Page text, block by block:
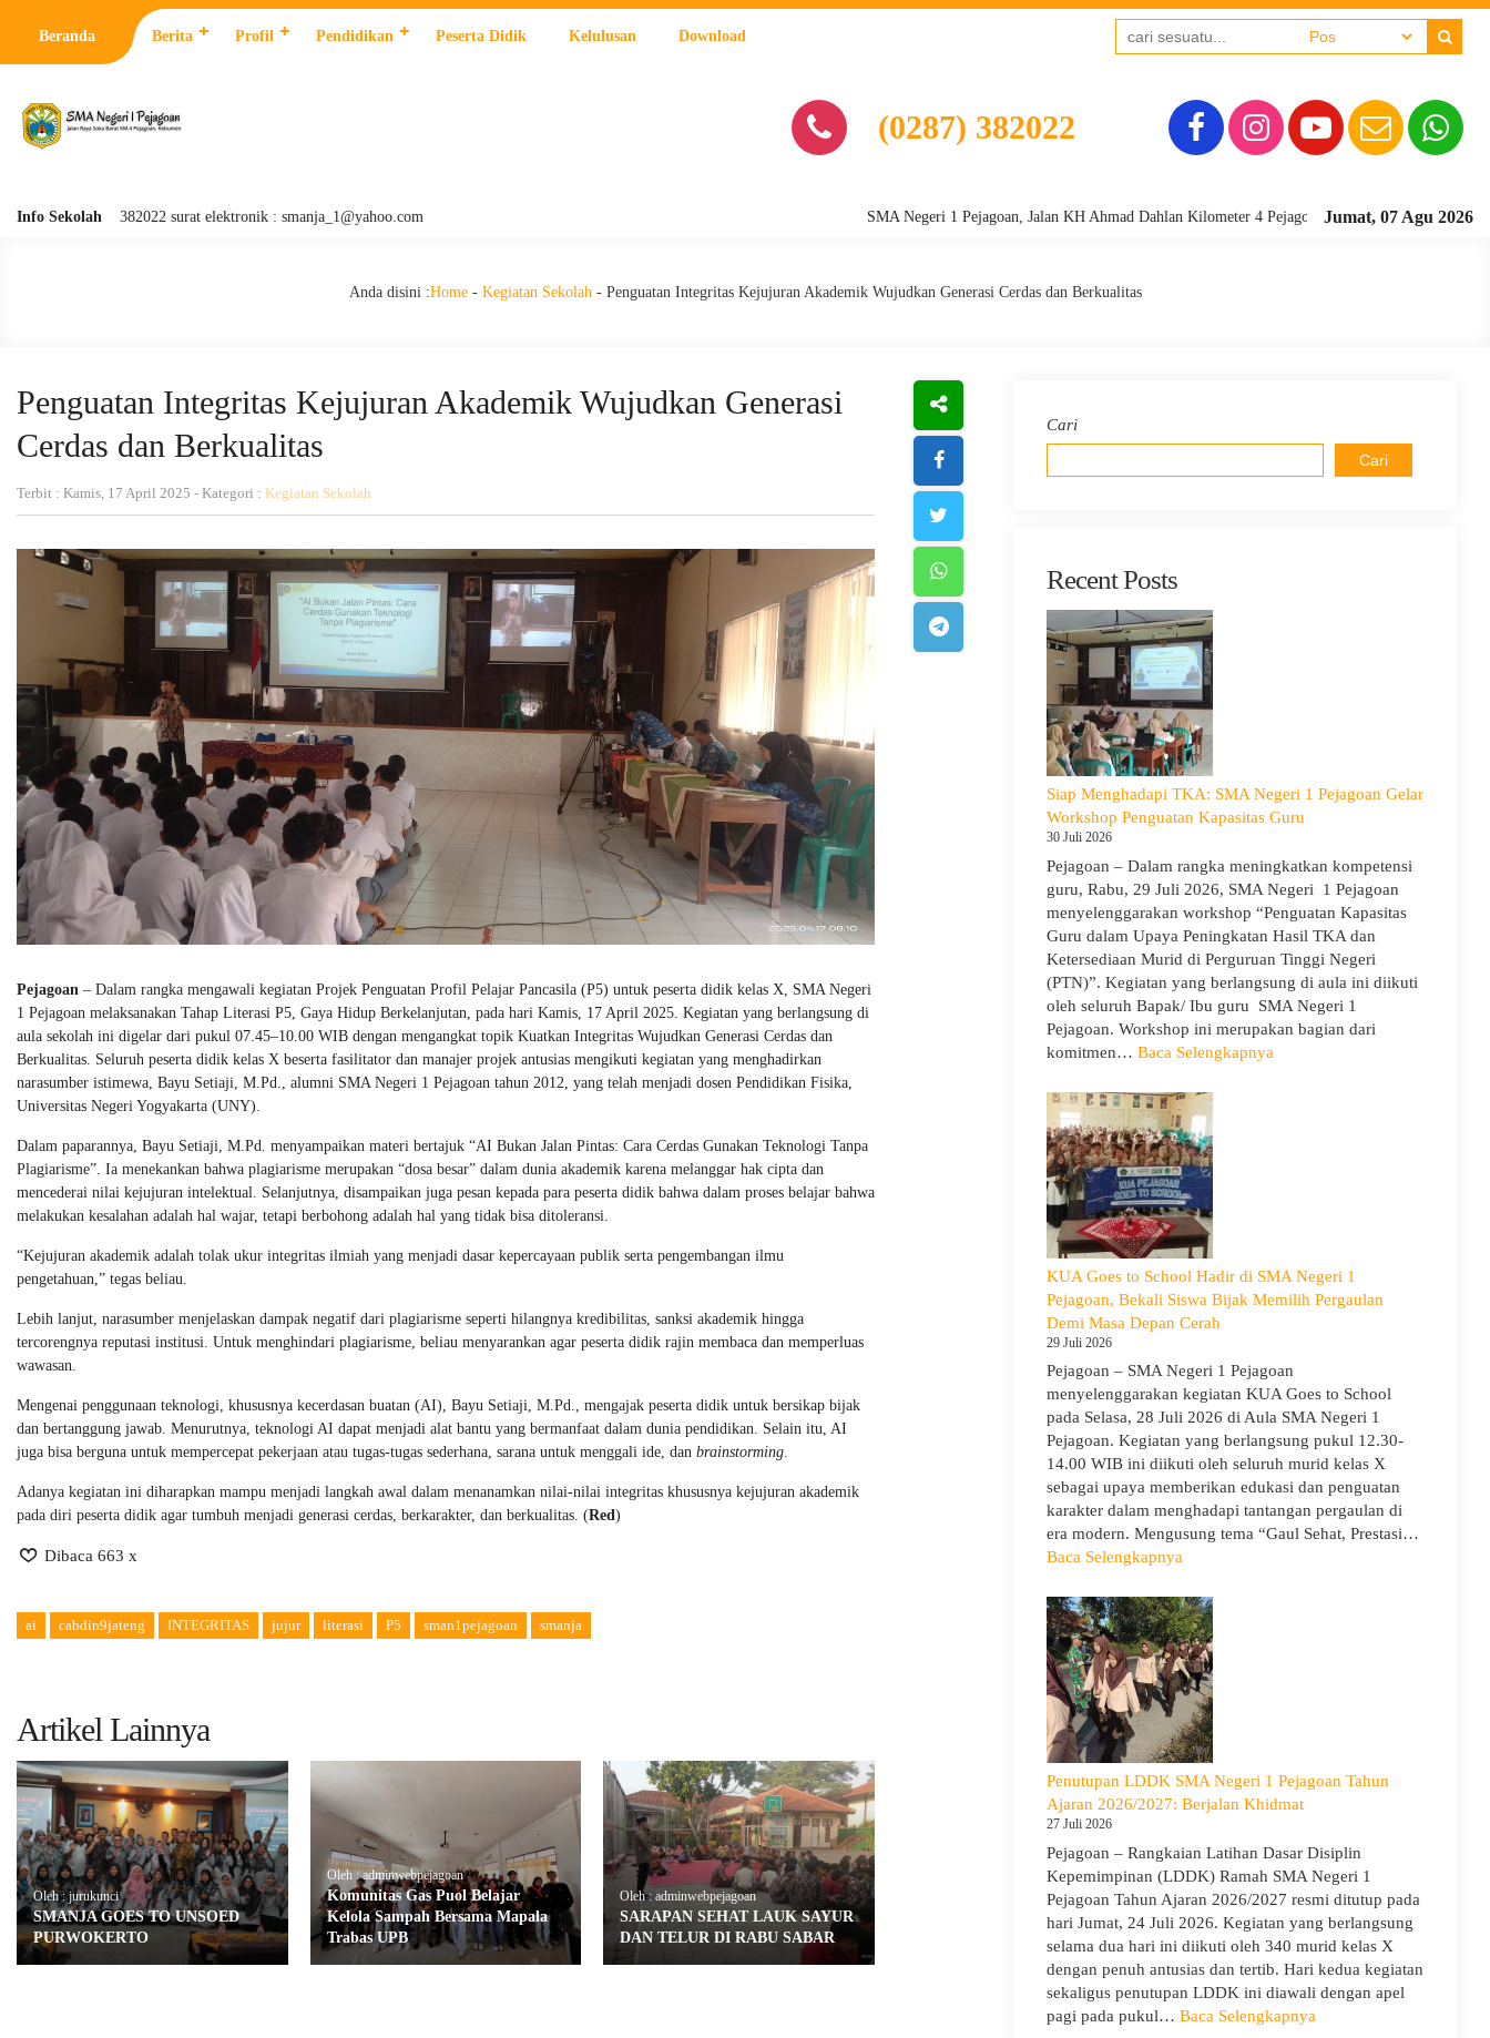
Beranda Berita Profil Pendidikan Peserta Didik Kelulusan Download
(0287) 382022
Info Sekolah Jumat, 07 Agu 2026
SMA Negeri 1 Pejagoan, Jalan KH Ahmad Dahlan Kilometer 4 Pejagoan, Kebumen - Kode Pos 54361
0287 382022 surat elektronik : smanja_1@yahoo.com
Anda disini :Home- Kegiatan Sekolah- Penguatan Integritas Kejujuran Akademik Wujudkan Generasi Cerdas dan Berkualitas
Penguatan Integritas Kejujuran Akademik Wujudkan Generasi
Cerdas dan Berkualitas
Terbit : Kamis, 17 April 2025 - Kategori : Kegiatan Sekolah
Pejagoan – Dalam rangka mengawali kegiatan Projek Penguatan Profil Pelajar Pancasila (P5) untuk peserta didik kelas X, SMA Negeri
1 Pejagoan melaksanakan Tahap Literasi P5, Gaya Hidup Berkelanjutan, pada hari Kamis, 17 April 2025. Kegiatan yang berlangsung di
aula sekolah ini digelar dari pukul 07.45–10.00 WIB dengan mengangkat topik Kuatkan Integritas Wujudkan Generasi Cerdas dan
Berkualitas. Seluruh peserta didik kelas X beserta fasilitator dan manajer projek antusias mengikuti kegiatan yang menghadirkan
narasumber istimewa, Bayu Setiaji, M.Pd., alumni SMA Negeri 1 Pejagoan tahun 2012, yang telah menjadi dosen Pendidikan Fisika,
Universitas Negeri Yogyakarta (UNY).
Dalam paparannya, Bayu Setiaji, M.Pd. menyampaikan materi bertajuk “AI Bukan Jalan Pintas: Cara Cerdas Gunakan Teknologi Tanpa
Plagiarisme”. Ia menekankan bahwa plagiarisme merupakan “dosa besar” dalam dunia akademik karena melanggar hak cipta dan
mencederai nilai kejujuran intelektual. Selanjutnya, disampaikan juga pesan kepada para peserta didik bahwa dalam proses belajar bahwa
melakukan kesalahan adalah hal wajar, tetapi berbohong adalah hal yang tidak bisa ditoleransi.
“Kejujuran akademik adalah tolak ukur integritas ilmiah yang menjadi dasar kepercayaan publik serta pengembangan ilmu
pengetahuan,” tegas beliau.
Lebih lanjut, narasumber menjelaskan dampak negatif dari plagiarisme seperti hilangnya kredibilitas, sanksi akademik hingga
tercorengnya reputasi institusi. Untuk menghindari plagiarisme, beliau menyarankan agar peserta didik rajin membaca dan memperluas
wawasan.
Mengenai penggunaan teknologi, khususnya kecerdasan buatan (AI), Bayu Setiaji, M.Pd., mengajak peserta didik untuk bersikap bijak
dan bertanggung jawab. Menurutnya, teknologi AI dapat menjadi alat bantu yang bermanfaat dalam dunia pendidikan. Selain itu, AI
juga bisa berguna untuk mempercepat pekerjaan atau tugas-tugas sederhana, sarana untuk menggali ide, dan brainstorming.
Adanya kegiatan ini diharapkan mampu menjadi langkah awal dalam menanamkan nilai-nilai integritas khususnya kejujuran akademik
pada diri peserta didik agar tumbuh menjadi generasi cerdas, berkarakter, dan berkualitas. (Red)
Dibaca 663 x
ai cabdin9jateng INTEGRITAS jujur literasi P5 sman1pejagoan smanja
Artikel Lainnya
Oleh : jurukunci
SMANJA GOES TO UNSOED
PURWOKERTO
Oleh : adminwebpejagoan
Komunitas Gas Puol Belajar
Kelola Sampah Bersama Mapala
Trabas UPB
Oleh : adminwebpejagoan
SARAPAN SEHAT LAUK SAYUR
DAN TELUR DI RABU SABAR
Cari
Cari
Recent Posts
Siap Menghadapi TKA: SMA Negeri 1 Pejagoan Gelar
Workshop Penguatan Kapasitas Guru
30 Juli 2026
Pejagoan – Dalam rangka meningkatkan kompetensi
guru, Rabu, 29 Juli 2026, SMA Negeri 1 Pejagoan
menyelenggarakan workshop “Penguatan Kapasitas
Guru dalam Upaya Peningkatan Hasil TKA dan
Ketersediaan Murid di Perguruan Tinggi Negeri
(PTN)”. Kegiatan yang berlangsung di aula ini diikuti
oleh seluruh Bapak/ Ibu guru SMA Negeri 1
Pejagoan. Workshop ini merupakan bagian dari
komitmen… Baca Selengkapnya
Penguatan
Kapasitas
KUA Goes to School Hadir di SMA Negeri 1
Pejagoan, Bekali Siswa Bijak Memilih Pergaulan
Demi Masa Depan Cerah
29 Juli 2026
Pejagoan – SMA Negeri 1 Pejagoan
menyelenggarakan kegiatan KUA Goes to School
pada Selasa, 28 Juli 2026 di Aula SMA Negeri 1
Pejagoan. Kegiatan yang berlangsung pukul 12.30-
14.00 WIB ini diikuti oleh seluruh murid kelas X
sebagai upaya memberikan edukasi dan penguatan
karakter dalam menghadapi tantangan pergaulan di
era modern. Mengusung tema “Gaul Sehat, Prestasi…
Baca Selengkapnya
Goes
to
School
Hadir
di
SMA
Negeri
1
Pejagoan,
Bekali
Bijak
Memilih
Pergaulan
Demi
Masa
Depan
Cerah
Penutupan LDDK SMA Negeri 1 Pejagoan Tahun
Ajaran 2026/2027: Berjalan Khidmat
27 Juli 2026
Pejagoan – Rangkaian Latihan Dasar Disiplin
Kepemimpinan (LDDK) Ramah SMA Negeri 1
Pejagoan Tahun Ajaran 2026/2027 resmi ditutup pada
hari Jumat, 24 Juli 2026. Kegiatan yang berlangsung
selama dua hari ini diikuti oleh 340 murid kelas X
dengan penuh antusias dan tertib. Hari kedua kegiatan
sekaligus penutupan LDDK ini diawali dengan apel
pagi pada pukul… Baca Selengkapnya